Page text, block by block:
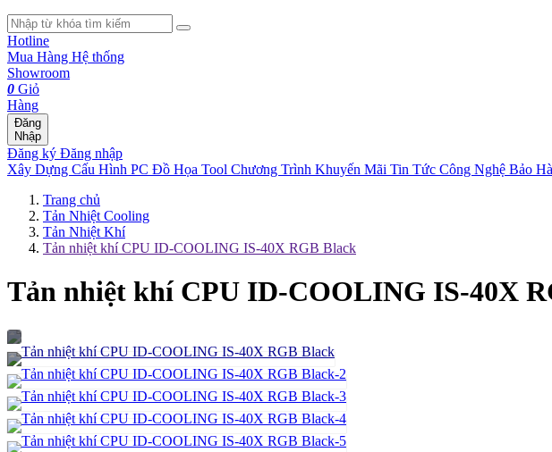
Hotline
Mua Hàng Hệ thống
Showroom
0 Giỏ
Hàng
Đăng
Nhập
Đăng ký Đăng nhập
Xây Dựng Cấu Hình PC Đồ Họa Tool Chương Trình Khuyến Mãi Tin Tức Công Nghệ Bảo
Trang chủ
Tản Nhiệt Cooling
Tản Nhiệt Khí
Tản nhiệt khí CPU ID-COOLING IS-40X RGB Black
Tản nhiệt khí CPU ID-COOLING IS-40X